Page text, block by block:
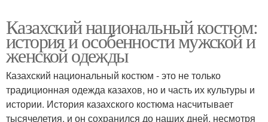
Казахский национальный костюм:
история и особенности мужской и
женской одежды
Казахский национальный костюм - это не только
традиционная одежда казахов, но и часть их культуры и
истории. История казахского костюма насчитывает
тысячелетия, и он сохранился до наших дней, несмотря